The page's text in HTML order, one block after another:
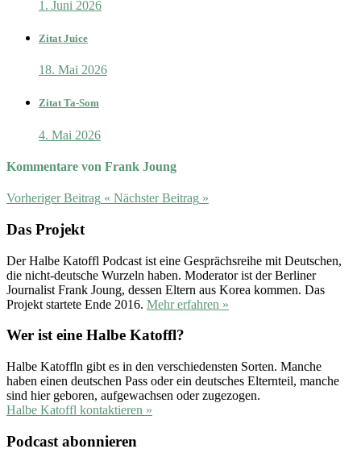
1. Juni 2026
Zitat Juice
18. Mai 2026
Zitat Ta-Som
4. Mai 2026
Kommentare von Frank Joung
Vorheriger Beitrag « Nächster Beitrag »
Das Projekt
Der Halbe Katoffl Podcast ist eine Gesprächsreihe mit Deutschen,
die nicht-deutsche Wurzeln haben. Moderator ist der Berliner
Journalist Frank Joung, dessen Eltern aus Korea kommen. Das
Projekt startete Ende 2016. Mehr erfahren »
Wer ist eine Halbe Katoffl?
Halbe Katoffln gibt es in den verschiedensten Sorten. Manche
haben einen deutschen Pass oder ein deutsches Elternteil, manche
sind hier geboren, aufgewachsen oder zugezogen.
Halbe Katoffl kontaktieren »
Podcast abonnieren